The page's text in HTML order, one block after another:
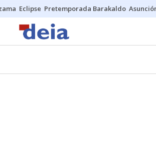
Eclipse Pretemporada Barakaldo